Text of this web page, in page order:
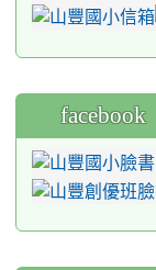
facebook